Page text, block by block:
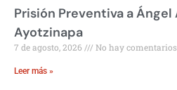
Prisión Preventiva a
Ayotzinapa
7 de agosto, 2026 No hay comentarios
Leer más »